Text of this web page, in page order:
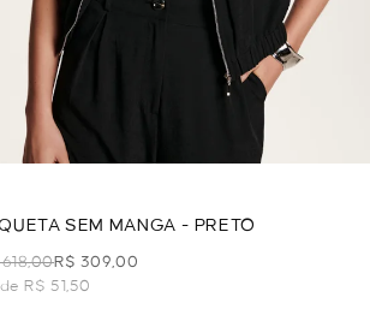
SEM MANGA - PRETO
R$ 309,00
R$ 51,50